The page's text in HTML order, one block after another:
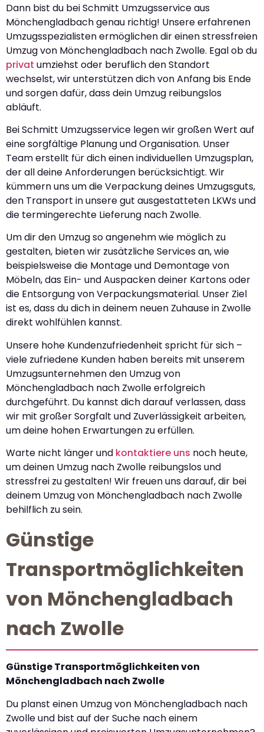
Dann bist du bei Schmitt Umzugsservice aus
Mönchengladbach genau richtig! Unsere erfahrenen
Umzugsspezialisten ermöglichen dir einen stressfreien
Umzug von Mönchengladbach nach Zwolle. Egal ob du
privat umziehst oder beruflich den Standort
wechselst, wir unterstützen dich von Anfang bis Ende
und sorgen dafür, dass dein Umzug reibungslos
abläuft.
Bei Schmitt Umzugsservice legen wir großen Wert auf
eine sorgfältige Planung und Organisation. Unser
Team erstellt für dich einen individuellen Umzugsplan,
der all deine Anforderungen berücksichtigt. Wir
kümmern uns um die Verpackung deines Umzugsguts,
den Transport in unsere gut ausgestatteten LKWs und
die termingerechte Lieferung nach Zwolle.
Um dir den Umzug so angenehm wie möglich zu
gestalten, bieten wir zusätzliche Services an, wie
beispielsweise die Montage und Demontage von
Möbeln, das Ein- und Auspacken deiner Kartons oder
die Entsorgung von Verpackungsmaterial. Unser Ziel
ist es, dass du dich in deinem neuen Zuhause in Zwolle
direkt wohlfühlen kannst.
Unsere hohe Kundenzufriedenheit spricht für sich –
viele zufriedene Kunden haben bereits mit unserem
Umzugsunternehmen den Umzug von
Mönchengladbach nach Zwolle erfolgreich
durchgeführt. Du kannst dich darauf verlassen, dass
wir mit großer Sorgfalt und Zuverlässigkeit arbeiten,
um deine hohen Erwartungen zu erfüllen.
Warte nicht länger und kontaktiere uns noch heute,
um deinen Umzug nach Zwolle reibungslos und
stressfrei zu gestalten! Wir freuen uns darauf, dir bei
deinem Umzug von Mönchengladbach nach Zwolle
behilflich zu sein.
Günstige
Transportmöglichkeiten
von Mönchengladbach
nach Zwolle
Günstige Transportmöglichkeiten von
Mönchengladbach nach Zwolle
Du planst einen Umzug von Mönchengladbach nach
Zwolle und bist auf der Suche nach einem